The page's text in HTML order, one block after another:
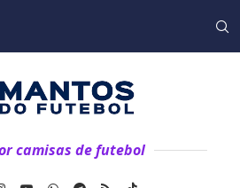
camisas de futebol